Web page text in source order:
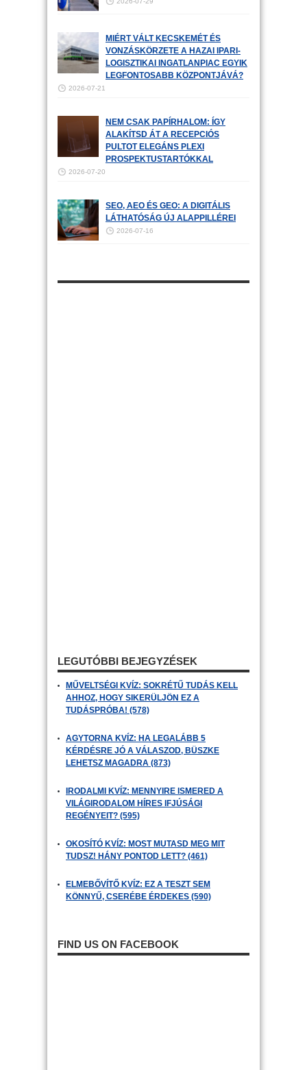
MIÉRT VÁLT KECSKEMÉT ÉS
VONZÁSKÖRZETE A HAZAI IPARI-
LOGISZTIKAI INGATLANPIAC EGYIK
LEGFONTOSABB KÖZPONTJÁVÁ?
2026-07-21
NEM CSAK PAPÍRHALOM: ÍGY
ALAKÍTSD ÁT A RECEPCIÓS
PULTOT ELEGÁNS PLEXI
PROSPEKTUSTARTÓKKAL
2026-07-20
SEO, AEO ÉS GEO: A DIGITÁLIS
LÁTHATÓSÁG ÚJ ALAPPILLÉREI
2026-07-16
LEGUTÓBBI BEJEGYZÉSEK
MŰVELTSÉGI KVÍZ: SOKRÉTŰ TUDÁS KELL
AHHOZ, HOGY SIKERÜLJÖN EZ A
TUDÁSPRÓBA! (578)
AGYTORNA KVÍZ: HA LEGALÁBB 5
KÉRDÉSRE JÓ A VÁLASZOD, BÜSZKE
LEHETSZ MAGADRA (873)
IRODALMI KVÍZ: MENNYIRE ISMERED A
VILÁGIRODALOM HÍRES IFJÚSÁGI
REGÉNYEIT? (595)
OKOSÍTÓ KVÍZ: MOST MUTASD MEG MIT
TUDSZ! HÁNY PONTOD LETT? (461)
ELMEBŐVÍTŐ KVÍZ: EZ A TESZT SEM
KÖNNYŰ, CSERÉBE ÉRDEKES (590)
FIND US ON FACEBOOK